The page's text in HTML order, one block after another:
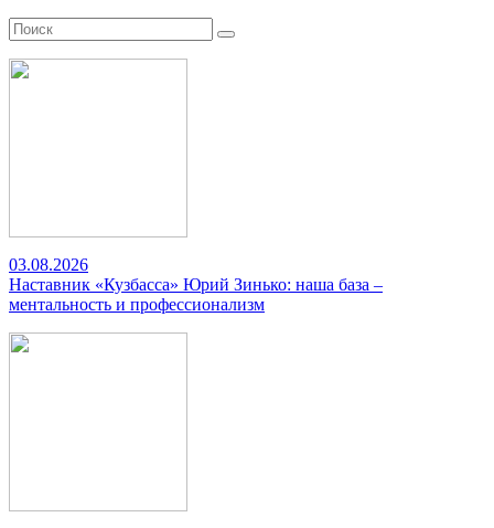
03.08.2026
Наставник «Кузбасса» Юрий Зинько: наша база –
ментальность и профессионализм